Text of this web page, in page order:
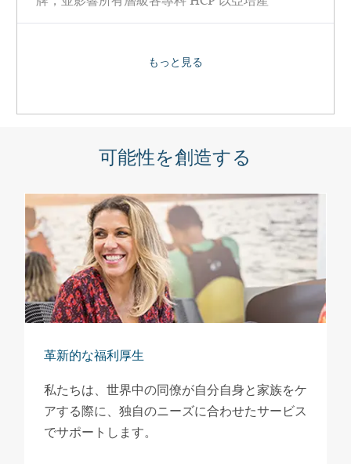
もっと見る
可能性を創造する
革新的な福利厚生
私たちは、世界中の同僚が自分自身と家族をケ
アする際に、独自のニーズに合わせたサービス
でサポートします。